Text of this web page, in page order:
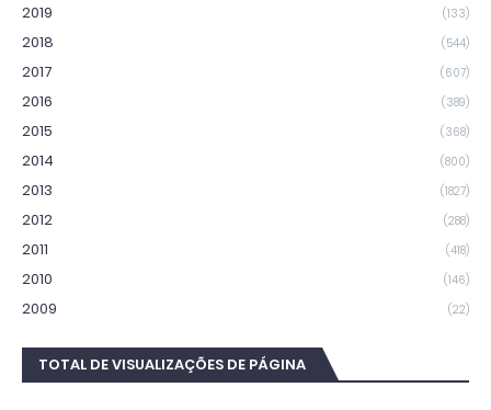
2019 (133)
2018 (544)
2017 (607)
2016 (389)
2015 (368)
2014 (800)
2013 (1827)
2012 (288)
2011 (418)
2010 (146)
2009 (22)
TOTAL DE VISUALIZAÇÕES DE PÁGINA